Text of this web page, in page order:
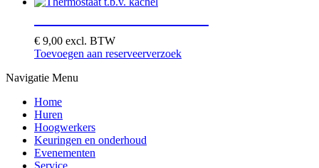
€ 9,00 excl. BTW
Toevoegen aan reserveerverzoek
Navigatie Menu
Home
Huren
Hoogwerkers
Keuringen en onderhoud
Evenementen
Service